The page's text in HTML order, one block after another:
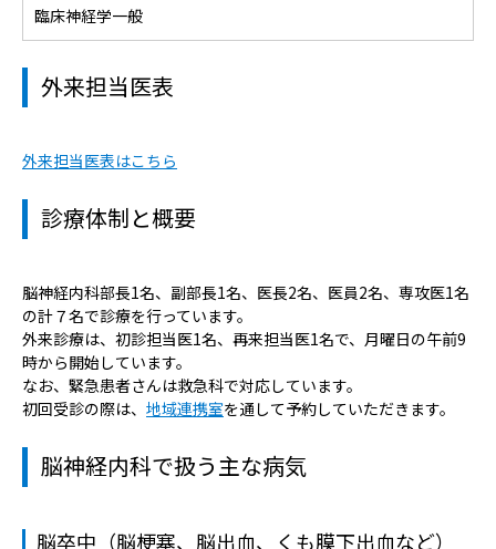
臨床神経学一般
外来担当医表
外来担当医表はこちら
診療体制と概要
脳神経内科部長1名、副部長1名、医長2名、医員2名、専攻医1名
の計７名で診療を行っています。
外来診療は、初診担当医1名、再来担当医1名で、月曜日の午前9
時から開始しています。
なお、緊急患者さんは救急科で対応しています。
初回受診の際は、 地域連携室を通して予約していただきます。
脳神経内科で扱う主な病気
脳卒中（脳梗塞、脳出血、くも膜下出血など）